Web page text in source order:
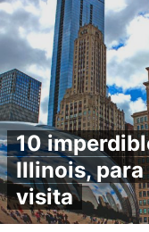
10
Illinois,
visita